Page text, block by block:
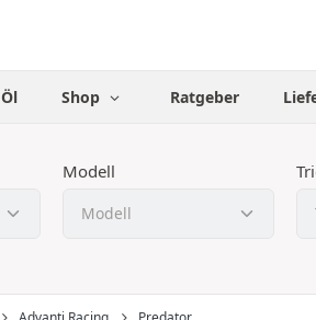
Öl Shop Ratgeber
Modell